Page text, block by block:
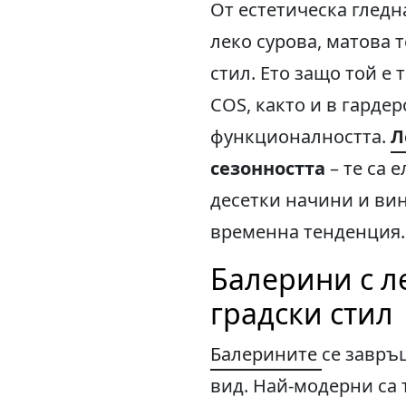
От естетическа
леко сурова, матова
стил. Ето защо той е
COS, както и в
функционалността.
сезонността – те са
десетки начини и
временна тенденция.
Балерини с
градски стил
Балерините се
вид. Най-модерни са